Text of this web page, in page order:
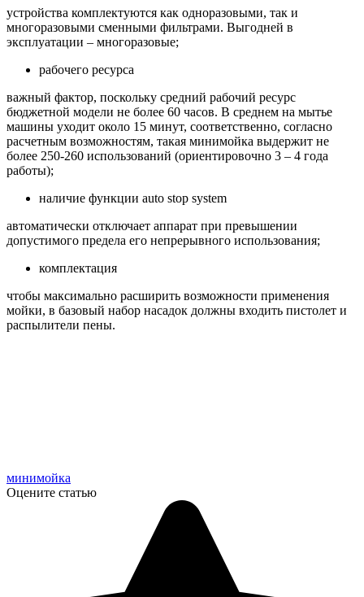
устройства комплектуются как одноразовыми, так и
многоразовыми сменными фильтрами. Выгодней в
эксплуатации – многоразовые;
рабочего ресурса
важный фактор, поскольку средний рабочий ресурс
бюджетной модели не более 60 часов. В среднем на мытье
машины уходит около 15 минут, соответственно, согласно
расчетным возможностям, такая минимойка выдержит не
более 250-260 использований (ориентировочно 3 – 4 года
работы);
наличие функции auto stop system
автоматически отключает аппарат при превышении
допустимого предела его непрерывного использования;
комплектация
чтобы максимально расширить возможности применения
мойки, в базовый набор насадок должны входить пистолет и
распылители пены.
минимойка
Оцените статью